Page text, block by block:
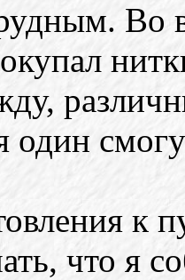
Во
один
к
что я